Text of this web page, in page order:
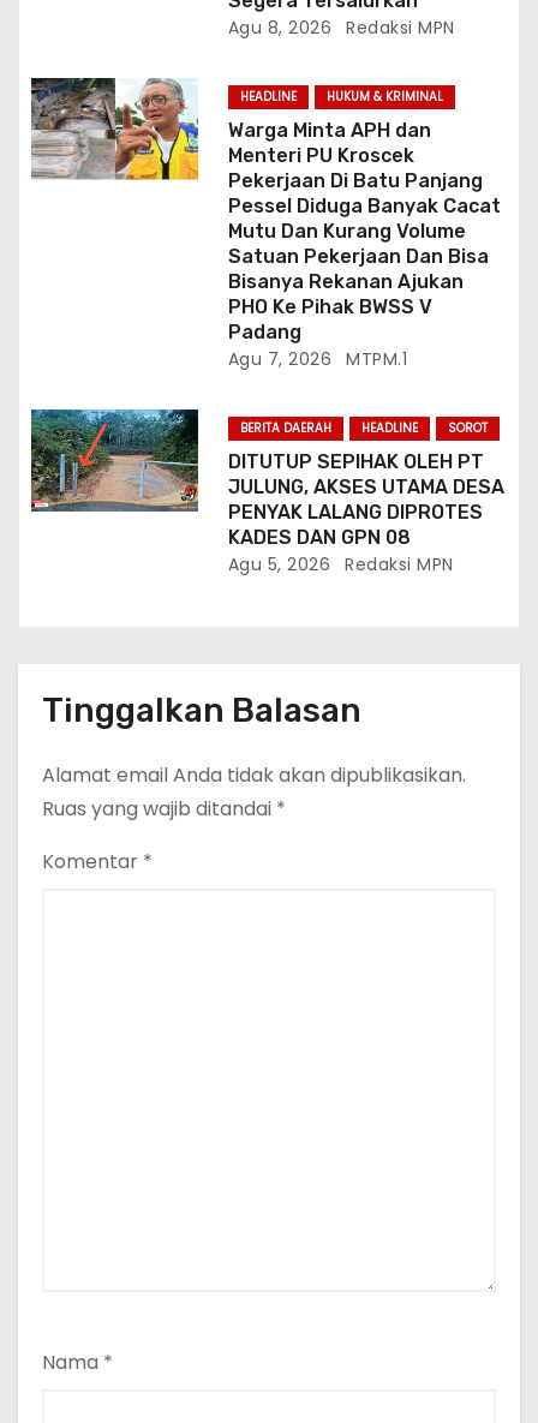
Agu 8, 2026 Redaksi MPN
HEADLINE HUKUM & KRIMINAL
Warga Minta APH dan
Menteri PU Kroscek
Pekerjaan Di Batu Panjang
Pessel Diduga Banyak Cacat
Mutu Dan Kurang Volume
Satuan Pekerjaan Dan Bisa
Bisanya Rekanan Ajukan
PHO Ke Pihak BWSS V
Padang
Agu 7, 2026 MTPM.1
BERITA DAERAH HEADLINE SOROT
DITUTUP SEPIHAK OLEH PT
JULUNG, AKSES UTAMA DESA
PENYAK LALANG DIPROTES
KADES DAN GPN 08
Agu 5, 2026 Redaksi MPN
Tinggalkan Balasan
Alamat email Anda tidak akan dipublikasikan.
Ruas yang wajib ditandai *
Komentar *
Nama *